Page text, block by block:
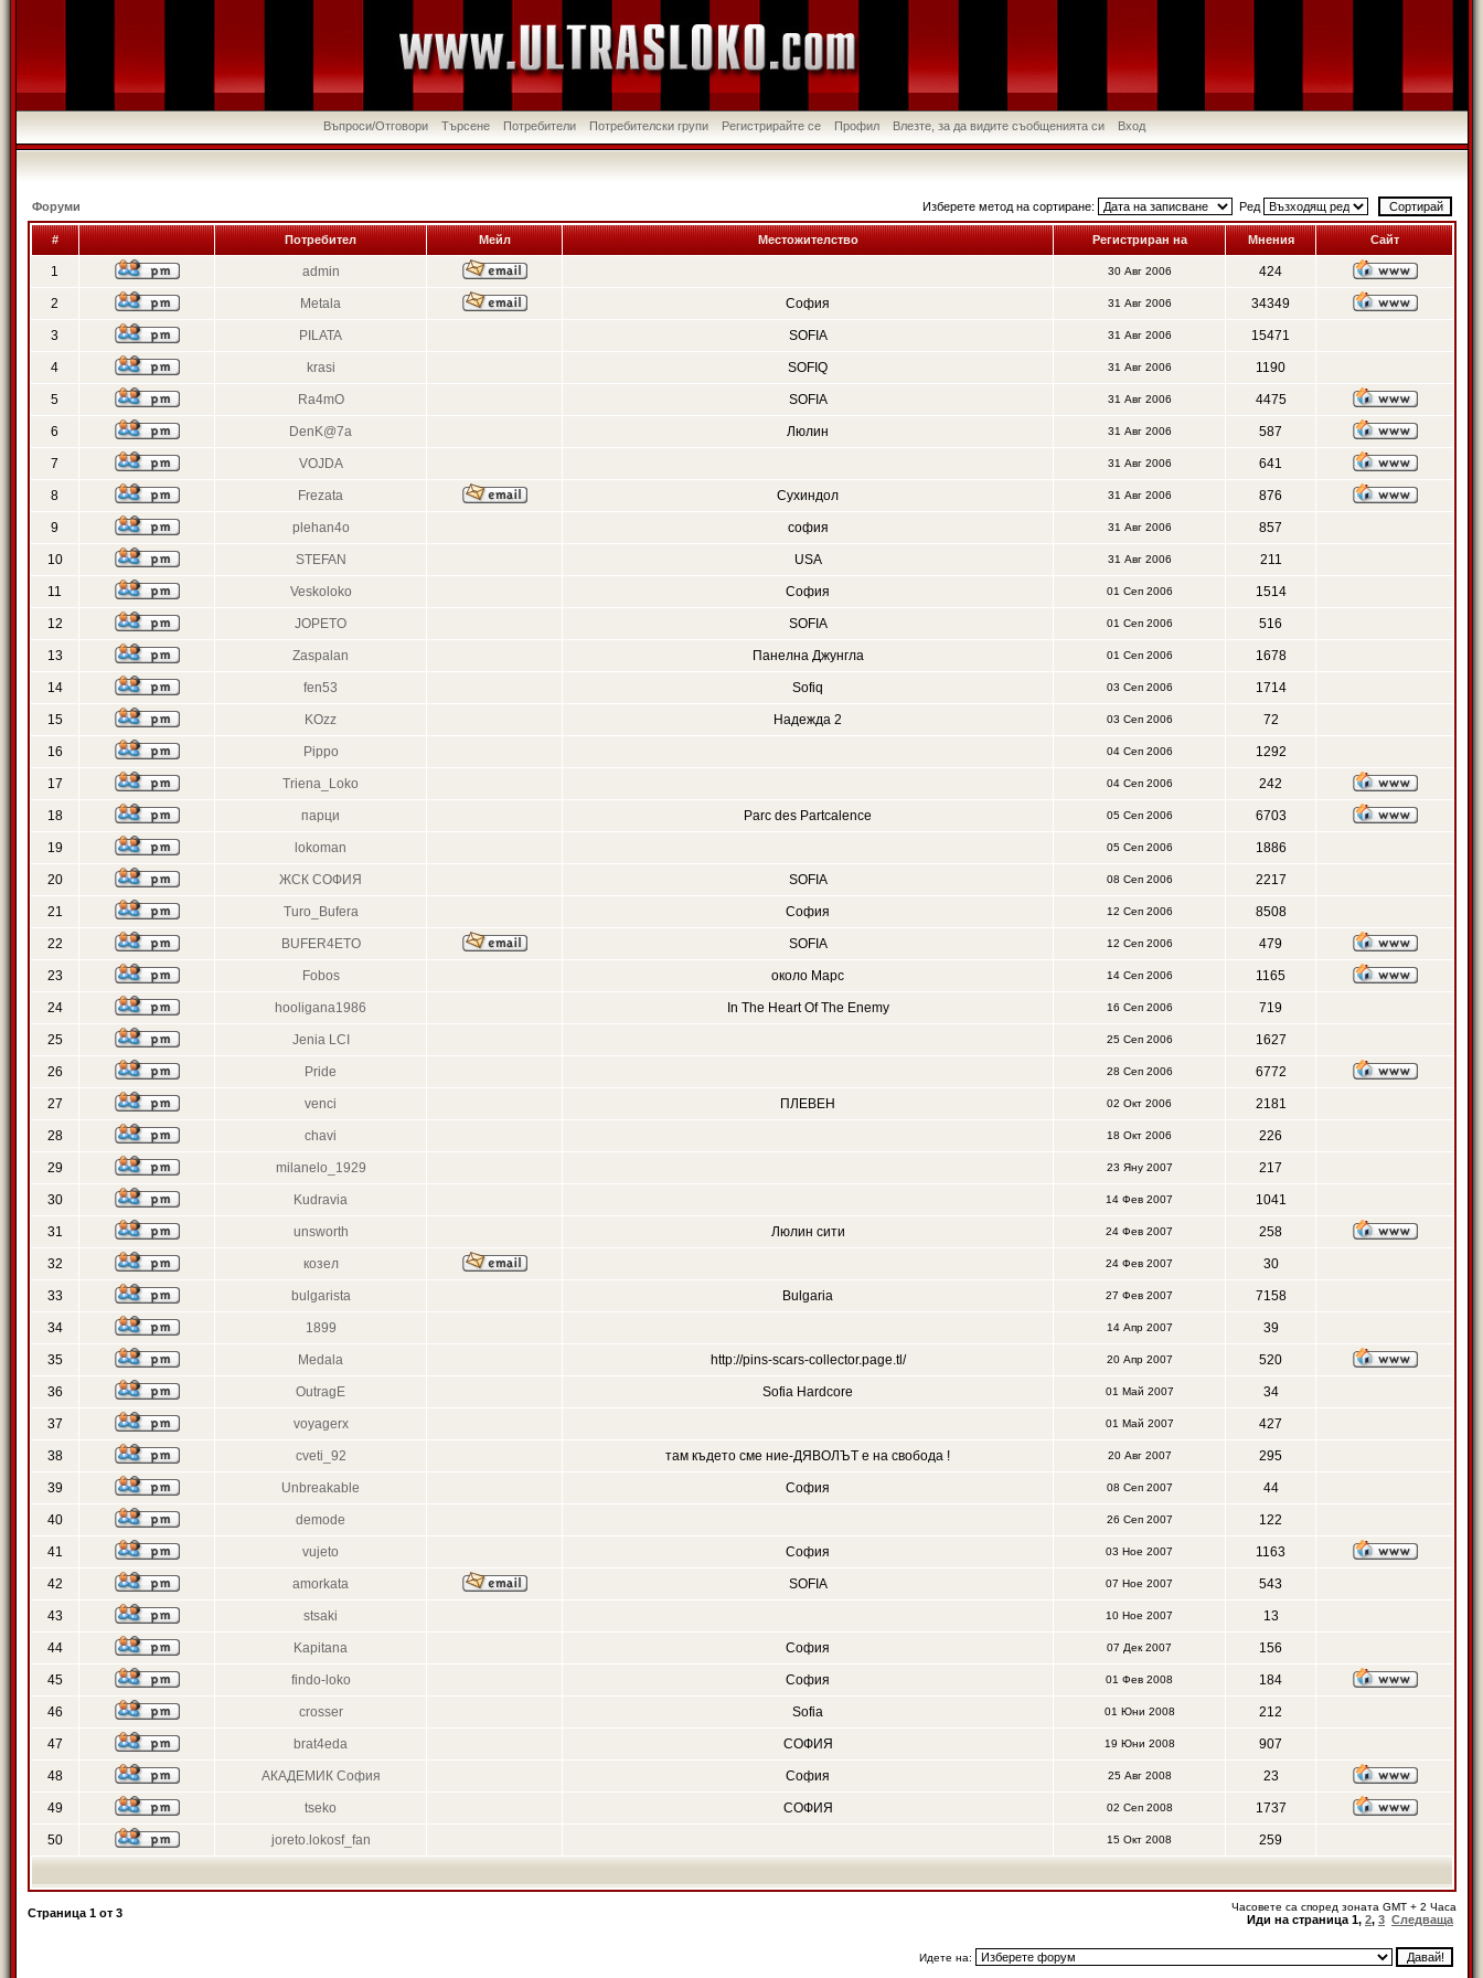
Въпроси/Отговори Търсене Потребители Потребителски групи Регистрирайте се Профил Влезте, за да видите съобщенията си Вход
Форуми Изберете метод на сортиране: Ред
# Потребител Мейл Местожителство Регистриран на Мнения Сайт
1 admin 30 Авг 2006 424
2 Metala София 31 Авг 2006 34349
3 PILATA SOFIA 31 Авг 2006 15471
4 krasi SOFIQ 31 Авг 2006 1190
5 Ra4mO SOFIA 31 Авг 2006 4475
6 DenK@7a Люлин 31 Авг 2006 587
7 VOJDA 31 Авг 2006 641
8 Frezata Сухиндол 31 Авг 2006 876
9 plehan4o софия 31 Авг 2006 857
10 STEFAN USA 31 Авг 2006 211
11 Veskoloko София 01 Сеп 2006 1514
12 JOPETO SOFIA 01 Сеп 2006 516
13 Zaspalan Панелна Джунгла 01 Сеп 2006 1678
14 fen53 Sofiq 03 Сеп 2006 1714
15 KOzz Надежда 2 03 Сеп 2006 72
16 Pippo 04 Сеп 2006 1292
17 Triena_Loko 04 Сеп 2006 242
18 парци Parc des Partcalence 05 Сеп 2006 6703
19 lokoman 05 Сеп 2006 1886
20 ЖСК СОФИЯ SOFIA 08 Сеп 2006 2217
21 Turo_Bufera София 12 Сеп 2006 8508
22 BUFER4ETO SOFIA 12 Сеп 2006 479
23 Fobos около Марс 14 Сеп 2006 1165
24 hooligana1986 In The Heart Of The Enemy 16 Сеп 2006 719
25 Jenia LCI 25 Сеп 2006 1627
26 Pride 28 Сеп 2006 6772
27 venci ПЛЕВЕН 02 Окт 2006 2181
28 chavi 18 Окт 2006 226
29 milanelo_1929 23 Яну 2007 217
30 Kudravia 14 Фев 2007 1041
31 unsworth Люлин сити 24 Фев 2007 258
32 козел 24 Фев 2007 30
33 bulgarista Bulgaria 27 Фев 2007 7158
34 1899 14 Апр 2007 39
35 Medala http://pins-scars-collector.page.tl/ 20 Апр 2007 520
36 OutragE Sofia Hardcore 01 Май 2007 34
37 voyagerx 01 Май 2007 427
38 cveti_92 там където сме ние-ДЯВОЛЪТ е на свобода ! 20 Авг 2007 295
39 Unbreakable София 08 Сеп 2007 44
40 demode 26 Сеп 2007 122
41 vujeto София 03 Ное 2007 1163
42 amorkata SOFIA 07 Ное 2007 543
43 stsaki 10 Ное 2007 13
44 Kapitana София 07 Дек 2007 156
45 findo-loko София 01 Фев 2008 184
46 crosser Sofia 01 Юни 2008 212
47 brat4eda СОФИЯ 19 Юни 2008 907
48 АКАДЕМИК София София 25 Авг 2008 23
49 tseko СОФИЯ 02 Сеп 2008 1737
50 joreto.lokosf_fan 15 Окт 2008 259
Страница 1 от 3 Часовете са според зоната GMT + 2 Часа
Иди на страница 1, 2, 3 Следваща
Идете на: